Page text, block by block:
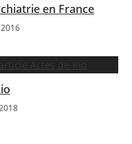
en France